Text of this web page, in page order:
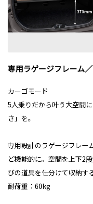
専用ラゲージフレーム
カーゴモード
5人乗りだから叶う大空間
さ」を。
専用設計のラゲージフレー
ど機能的に。空間を上下2
びの道具を仕分けて収納す
耐荷重：60kg